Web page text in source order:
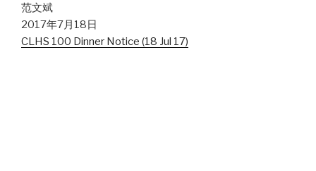
范文斌
2017年7月18日
CLHS 100 Dinner Notice (18 Jul 17)